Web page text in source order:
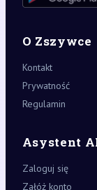
O Zszywce
Kontakt
Prywatność
Regulamin
Asystent
Zaloguj się
Załóż konto